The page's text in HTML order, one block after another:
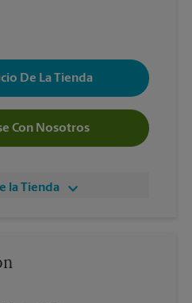
De La Tienda
Con Nosotros
la Tienda